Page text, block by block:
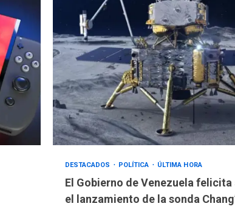
DESTACADOS POLÍTICA ÚLTIMA HORA
El Gobierno de Venezuela felicita
el lanzamiento de la sonda